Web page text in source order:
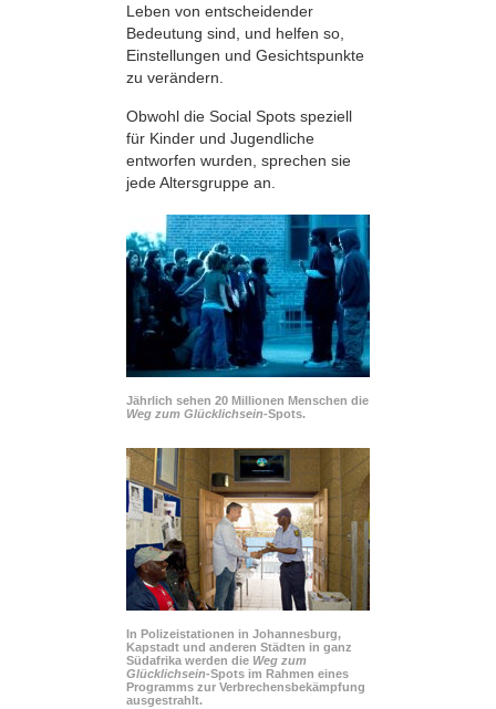
Leben von entscheidender
Bedeutung sind, und helfen so,
Einstellungen und Gesichtspunkte
zu verändern.
Obwohl die Social Spots speziell
für Kinder und Jugendliche
entworfen wurden, sprechen sie
jede Altersgruppe an.
Jährlich sehen 20 Millionen Menschen die
Weg zum Glücklichsein-Spots.
In Polizeistationen in Johannesburg,
Kapstadt und anderen Städten in ganz
Südafrika werden die Weg zum
Glücklichsein-Spots im Rahmen eines
Programms zur Verbrechensbekämpfung
ausgestrahlt.